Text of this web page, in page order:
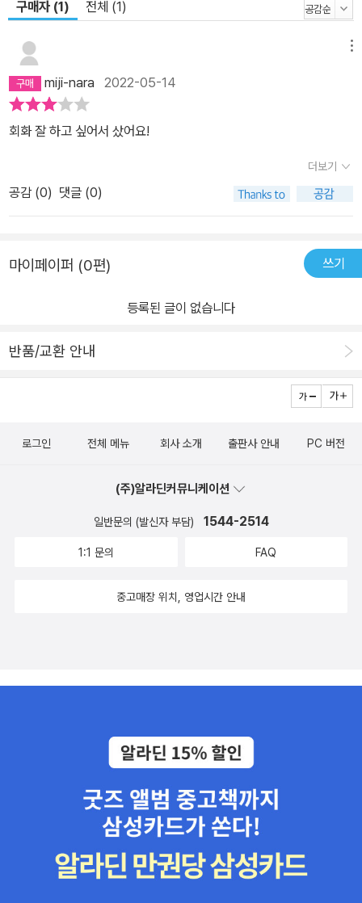
구매자 (1) 전체 (1)
miji-nara 2022-05-14
회화 잘 하고 싶어서 샀어요!
더보기
공감 (0) 댓글 (0)
마이페이퍼 (0편) 쓰기
등록된 글이 없습니다
반품/교환 안내
로그인 전체 메뉴 회사 소개 출판사 안내 PC 버전
(주)알라딘커뮤니케이션
일반문의 (발신자 부담) 1544-2514
1:1 문의 FAQ
중고매장 위치, 영업시간 안내